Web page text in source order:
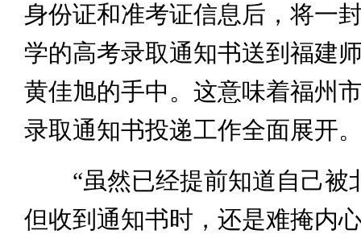
身份证和准考证信息后，将一
学的高考录取通知书送到福建
黄佳旭的手中。这意味着福州
录取通知书投递工作全面展开
“虽然已经提前知道自己被
但收到通知书时，还是难掩内